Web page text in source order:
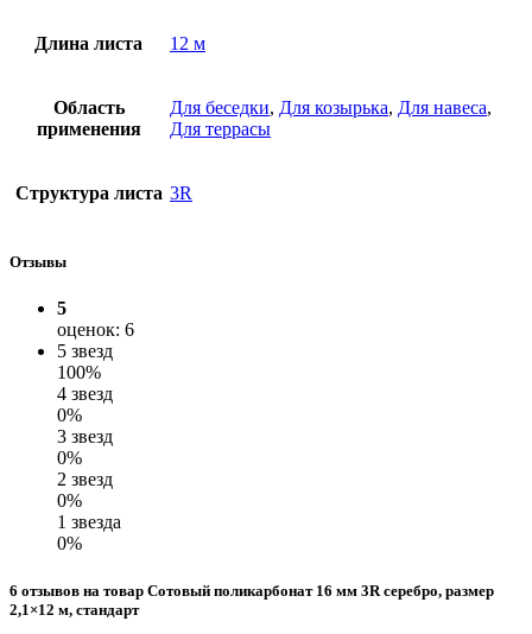
Длина листа 12 м
Область
применения
Для беседки, Для козырька, Для навеса,
Для террасы
Структура листа 3R
Отзывы
5
оценок: 6
5 звезд
100%
4 звезд
0%
3 звезд
0%
2 звезд
0%
1 звезда
0%
6 отзывов на товар Сотовый поликарбонат 16 мм 3R серебро, размер
2,1×12 м, стандарт